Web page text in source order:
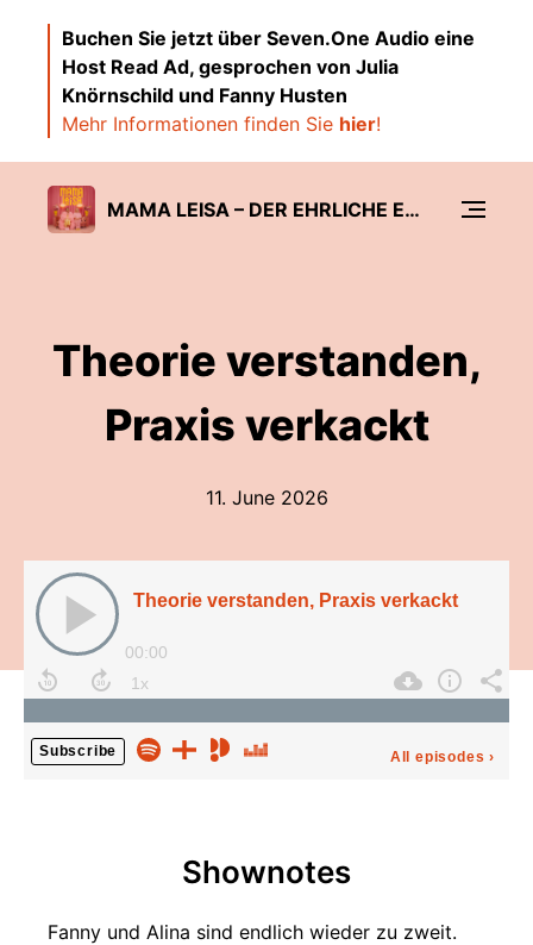
Buchen Sie jetzt über Seven.One Audio eine
Host Read Ad, gesprochen von Julia
Knörnschild und Fanny Husten
Mehr Informationen finden Sie hier!
MAMA LEISA – DER EHRLICHE ELTERNPODCAST ÜBER FAMILIE & MENTAL LOAD
Theorie verstanden,
Praxis verkackt
11. June 2026
Theorie verstanden, Praxis verkackt
00:00
Subscribe All episodes ›
Shownotes
Fanny und Alina sind endlich wieder zu zweit.